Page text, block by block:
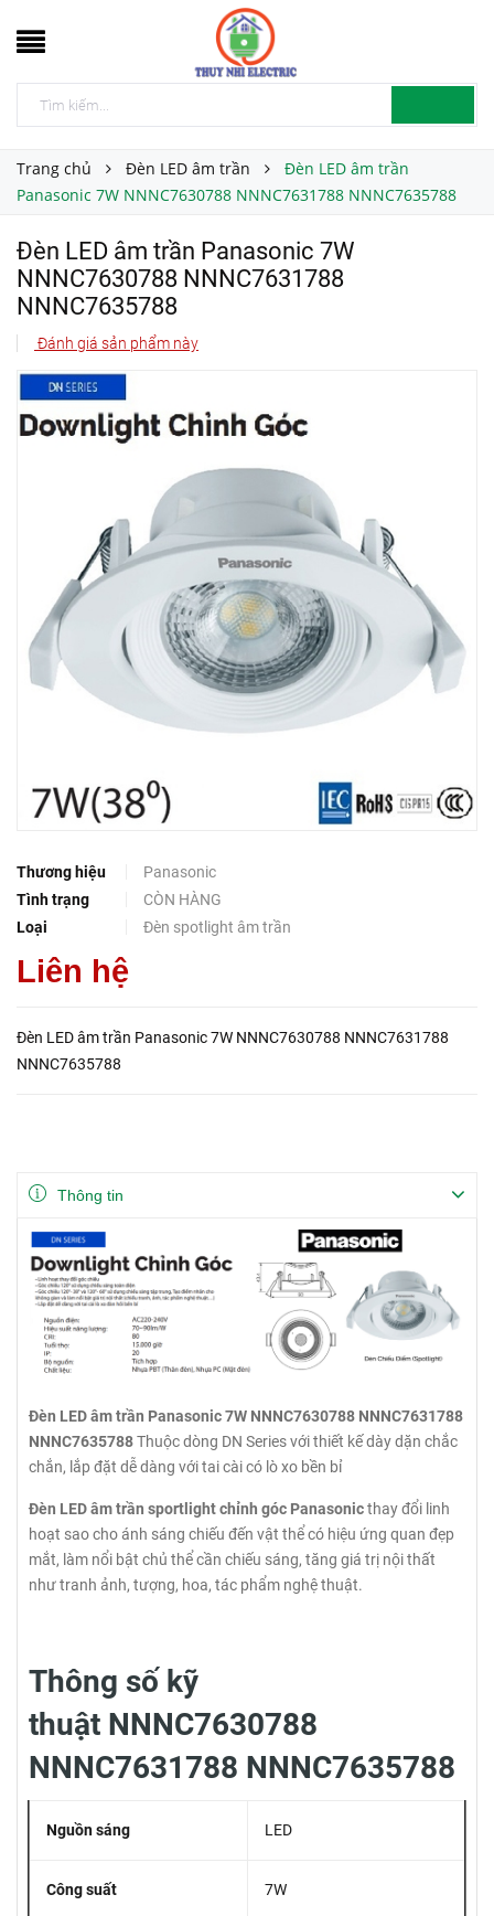
Trang chủ Đèn LED âm trần
Đèn LED âm trần
Panasonic 7W NNNC7630788 NNNC7631788 NNNC7635788
Đèn LED âm trần Panasonic 7W
NNNC7630788 NNNC7631788
NNNC7635788
Đánh giá sản phẩm này
Thương hiệu
Panasonic
Tình trạng
CÒN HÀNG
Loại
Đèn spotlight âm trần
Liên hệ
Đèn LED âm trần Panasonic 7W NNNC7630788 NNNC7631788
NNNC7635788
Thông tin
Đèn LED âm trần Panasonic 7W NNNC7630788 NNNC7631788
NNNC7635788Thuộc dòng DN Series với thiết kế dày dặn chắc
chắn, lắp đặt dễ dàng với tai cài có lò xo bền bỉ
Đèn LED âm trần sportlight chỉnh góc Panasonicthay đổi linh
hoạt sao cho ánh sáng chiếu đến vật thể có hiệu ứng quan đẹp
mắt, làm nổi bật chủ thể cần chiếu sáng, tăng giá trị nội thất
như tranh ảnh, tượng, hoa, tác phẩm nghệ thuật.
Thông số kỹ
thuật NNNC7630788
NNNC7631788 NNNC7635788
Nguồn sáng LED
Công suất 7W